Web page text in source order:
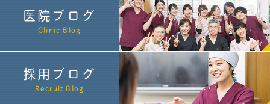
医院ブログ
Clinic Blog
採用ブログ
Recruit Blog